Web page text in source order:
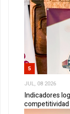
5
JUL, 08 2026
Indicadores
competitividad